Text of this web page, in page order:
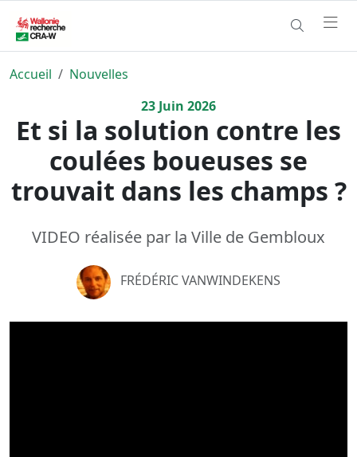
Accueil
Nouvelles
23 Juin 2026
Et si la solution contre les
coulées boueuses se
trouvait dans les champs ?
VIDEO réalisée par la Ville de Gembloux
FRÉDÉRIC VANWINDEKENS